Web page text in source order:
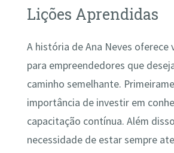
Lições Aprendidas
A história de Ana Neves oferece
para empreendedores que
caminho semelhante.
importância de investir em
capacitação contínua. Além
necessidade de estar sempre